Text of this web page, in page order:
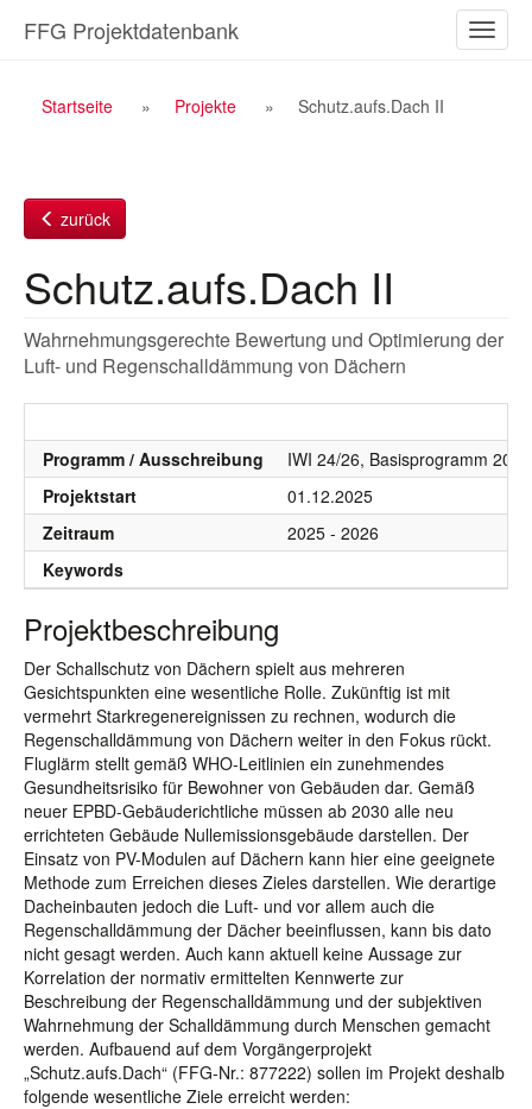
Inhalt
ein-/
FFG Projektdatenbank
Breadcrumb
Startseite Projekte Schutz.aufs.Dach II
zurück
Schutz.aufs.Dach II
Wahrnehmungsgerechte Bewertung und Optimierung der
Luft- und Regenschalldämmung von Dächern
Programm / Ausschreibung
IWI 24/26, Basisprogramm
Projektstart
01.12.2025
Zeitraum
2025 - 2026
Keywords
Projektbeschreibung
Der Schallschutz von Dächern spielt aus mehreren
Gesichtspunkten eine wesentliche Rolle. Zukünftig ist mit
vermehrt Starkregenereignissen zu rechnen, wodurch die
Regenschalldämmung von Dächern weiter in den Fokus rückt.
Fluglärm stellt gemäß WHO-Leitlinien ein zunehmendes
Gesundheitsrisiko für Bewohner von Gebäuden dar. Gemäß
neuer EPBD-Gebäuderichtliche müssen ab 2030 alle neu
errichteten Gebäude Nullemissionsgebäude darstellen. Der
Einsatz von PV-Modulen auf Dächern kann hier eine geeignete
Methode zum Erreichen dieses Zieles darstellen. Wie derartige
Dacheinbauten jedoch die Luft- und vor allem auch die
Regenschalldämmung der Dächer beeinflussen, kann bis dato
nicht gesagt werden. Auch kann aktuell keine Aussage zur
Korrelation der normativ ermittelten Kennwerte zur
Beschreibung der Regenschalldämmung und der subjektiven
Wahrnehmung der Schalldämmung durch Menschen gemacht
werden. Aufbauend auf dem Vorgängerprojekt
„Schutz.aufs.Dach“ (FFG-Nr.: 877222) sollen im Projekt deshalb
folgende wesentliche Ziele erreicht werden: